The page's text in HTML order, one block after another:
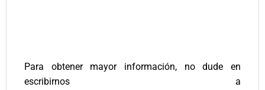
Para obtener mayor información, no dude en
escribirnos a